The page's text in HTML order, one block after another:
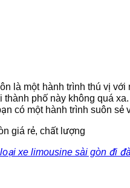
là một hành trình thú vị
phố này không quá
có một hành trình suôn sẻ
xe limousine sài gòn đi